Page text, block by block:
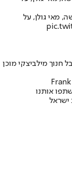
מאי גולן, על
חנוך מילביצקי מוכן
אותנו
ישראל